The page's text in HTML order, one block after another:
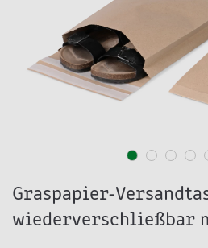
Graspapier-
wiederverschließbar